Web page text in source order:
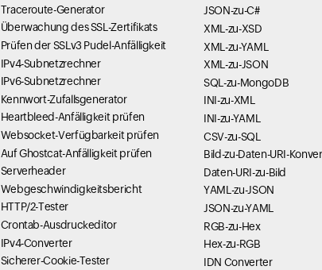
Traceroute-Generator
Überwachung des SSL-Zertifikats
Prüfen der SSLv3 Pudel-Anfälligkeit
IPv4-Subnetzrechner
IPv6-Subnetzrechner
Kennwort-Zufallsgenerator
Heartbleed-Anfälligkeit prüfen
Websocket-Verfügbarkeit prüfen
Auf Ghostcat-Anfälligkeit prüfen
Serverheader
Webgeschwindigkeitsbericht
HTTP/2-Tester
Crontab-Ausdruckeditor
IPv4-Converter
Sicherer-Cookie-Tester
JSON-zu-C#
XML-zu-XSD
XML-zu-YAML
XML-zu-JSON
SQL-zu-MongoDB
INI-zu-XML
INI-zu-YAML
CSV-zu-SQL
Bild-zu-Daten-URI-
Daten-URI-zu-Bild
YAML-zu-JSON
JSON-zu-YAML
RGB-zu-Hex
Hex-zu-RGB
IDN Converter